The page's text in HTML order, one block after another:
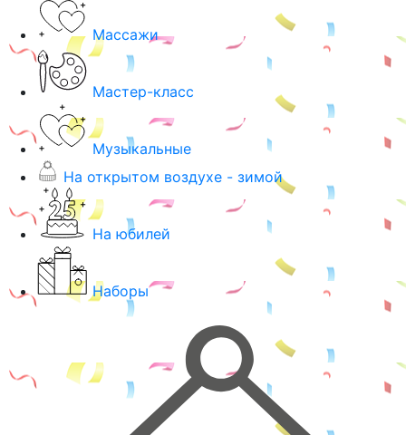
Массажи
Мастер-класс
Музыкальные
На открытом воздухе - зимой
На юбилей
Наборы